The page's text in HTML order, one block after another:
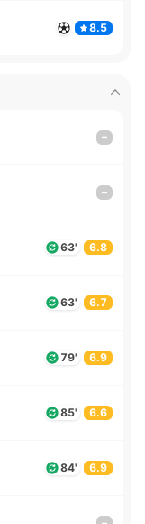
8.5
–
–
63' 6.8
63' 6.7
79' 6.9
85' 6.6
84' 6.9